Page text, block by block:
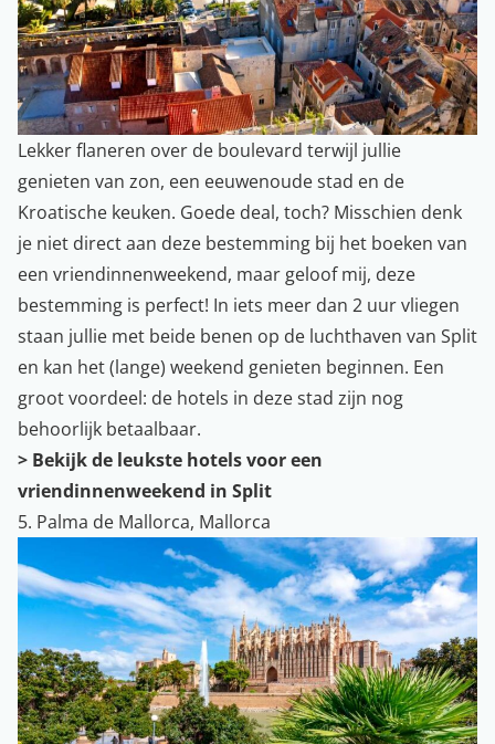
Lekker flaneren over de boulevard terwijl jullie
genieten van zon, een eeuwenoude stad en de
Kroatische keuken. Goede deal, toch? Misschien denk
je niet direct aan deze bestemming bij het boeken van
een vriendinnenweekend, maar geloof mij, deze
bestemming is perfect! In iets meer dan 2 uur vliegen
staan jullie met beide benen op de luchthaven van Split
en kan het (lange) weekend genieten beginnen. Een
groot voordeel: de hotels in deze stad zijn nog
behoorlijk betaalbaar.
> Bekijk de leukste hotels voor een
vriendinnenweekend in Split
5. Palma de Mallorca, Mallorca